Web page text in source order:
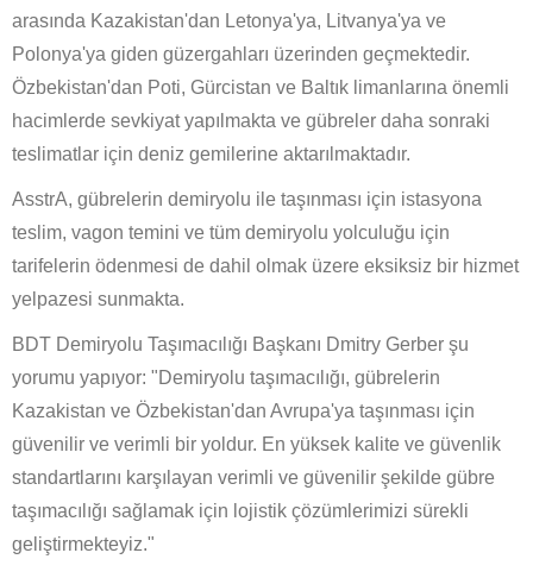
arasında Kazakistan'dan Letonya'ya, Litvanya'ya ve
Polonya'ya giden güzergahları üzerinden geçmektedir.
Özbekistan'dan Poti, Gürcistan ve Baltık limanlarına önemli
hacimlerde sevkiyat yapılmakta ve gübreler daha sonraki
teslimatlar için deniz gemilerine aktarılmaktadır.
AsstrA, gübrelerin demiryolu ile taşınması için istasyona
teslim, vagon temini ve tüm demiryolu yolculuğu için
tarifelerin ödenmesi de dahil olmak üzere eksiksiz bir hizmet
yelpazesi sunmakta.
BDT Demiryolu Taşımacılığı Başkanı Dmitry Gerber şu
yorumu yapıyor: "Demiryolu taşımacılığı, gübrelerin
Kazakistan ve Özbekistan'dan Avrupa'ya taşınması için
güvenilir ve verimli bir yoldur. En yüksek kalite ve güvenlik
standartlarını karşılayan verimli ve güvenilir şekilde gübre
taşımacılığı sağlamak için lojistik çözümlerimizi sürekli
geliştirmekteyiz."